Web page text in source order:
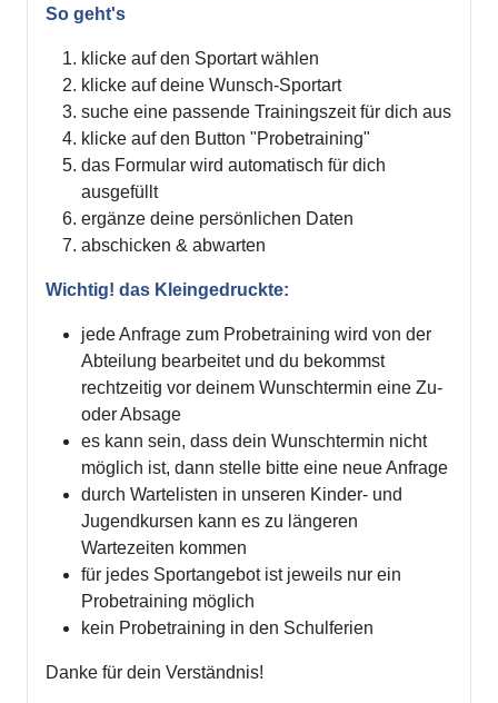
So geht's
klicke auf den Sportart wählen
klicke auf deine Wunsch-Sportart
suche eine passende Trainingszeit für dich aus
klicke auf den Button "Probetraining"
das Formular wird automatisch für dich
ausgefüllt
ergänze deine persönlichen Daten
abschicken & abwarten
Wichtig! das Kleingedruckte:
jede Anfrage zum Probetraining wird von der
Abteilung bearbeitet und du bekommst
rechtzeitig vor deinem Wunschtermin eine Zu-
oder Absage
es kann sein, dass dein Wunschtermin nicht
möglich ist, dann stelle bitte eine neue Anfrage
durch Wartelisten in unseren Kinder- und
Jugendkursen kann es zu längeren
Wartezeiten kommen
für jedes Sportangebot ist jeweils nur ein
Probetraining möglich
kein Probetraining in den Schulferien
Danke für dein Verständnis!